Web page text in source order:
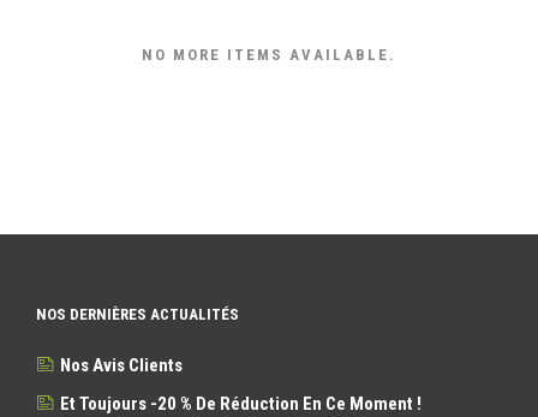
NO MORE ITEMS AVAILABLE.
NOS DERNIÈRES ACTUALITÉS
Nos Avis Clients
Et Toujours -20 % De Réduction En Ce Moment !